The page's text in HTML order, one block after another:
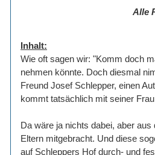
Alle
Inhalt:
Wie oft sagen wir: "Komm doch
nehmen könnte. Doch diesmal
Freund Josef Schlepper, einen
kommt tatsächlich mit seiner
Da wäre ja nichts dabei, aber
Eltern mitgebracht. Und diese
auf Schleppers Hof durch- und